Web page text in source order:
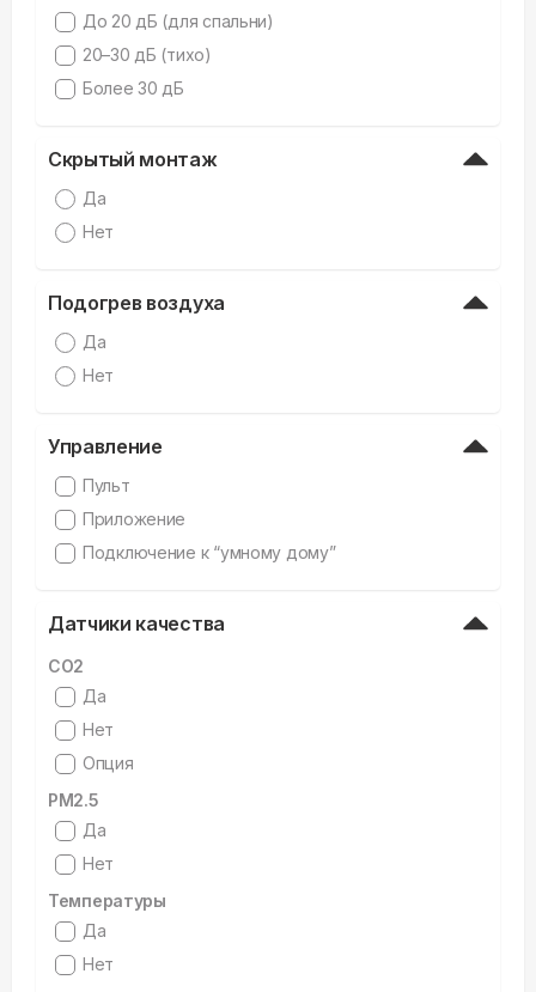
До 20 дБ (для спальни)
20–30 дБ (тихо)
Более 30 дБ
Скрытый монтаж
Да
Нет
Подогрев воздуха
Да
Нет
Управление
Пульт
Приложение
Подключение к “умному дому”
Датчики качества
CO2
Да
Нет
Опция
PM2.5
Да
Нет
Температуры
Да
Нет